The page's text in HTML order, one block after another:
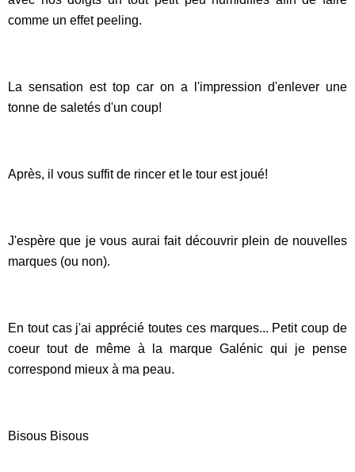
comme un effet peeling.
La sensation est top car on a l'impression d'enlever une
tonne de saletés d'un coup!
Après, il vous suffit de rincer et le tour est joué!
J'espère que je vous aurai fait découvrir plein de nouvelles
marques (ou non).
En tout cas j'ai apprécié toutes ces marques... Petit coup de
coeur tout de même à la marque Galénic qui je pense
correspond mieux à ma peau.
Bisous Bisous